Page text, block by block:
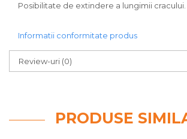
Posibilitate de extindere a lungimii cracului.
Informatii conformitate produs
Review-uri (0)
PRODUSE